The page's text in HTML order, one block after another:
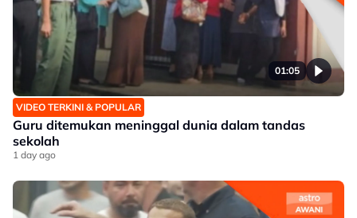
01:05
VIDEO TERKINI & POPULAR
Guru ditemukan meninggal dunia dalam tandas
sekolah
1 day ago